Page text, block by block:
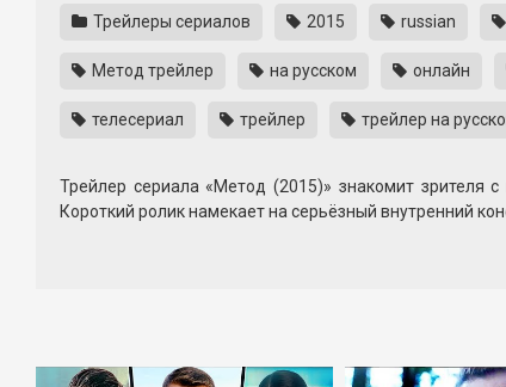
Трейлеры сериалов 2015 russian
Метод трейлер на русском онлайн
телесериал трейлер трейлер на
Трейлер сериала «Метод (2015)» знакомит зрителя
Короткий ролик намекает на серьёзный внутренний
Из официального трейлера 1 сезона «Метод (2015)»